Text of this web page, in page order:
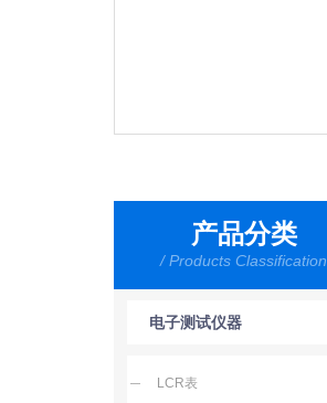
产品分类
/ Products Classification
电子测试仪器
LCR表